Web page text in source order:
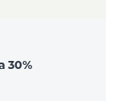
30%